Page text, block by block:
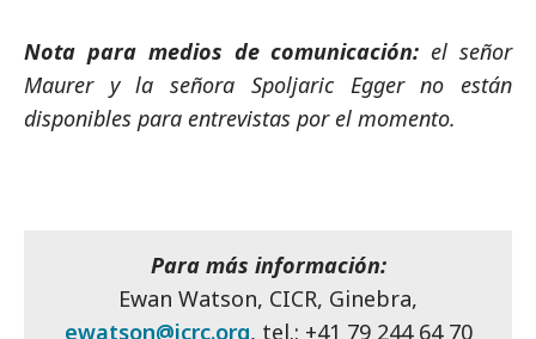
Nota para medios de comunicación: el señor
Maurer y la señora Spoljaric Egger no están
disponibles para entrevistas por el momento.
Para más información:
Ewan Watson, CICR, Ginebra,
ewatson@icrc.org, tel.: +41 79 244 64 70